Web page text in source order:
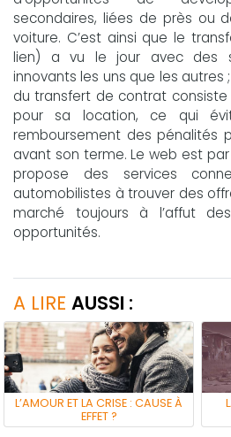
secondaires, liées de près ou
voiture. C’est ainsi que le
lien) a vu le jour avec des
innovants les uns que les autres
du transfert de contrat
pour sa location, ce qui
remboursement des pénalités
avant son terme. Le web est
propose des services
automobilistes à trouver des
marché toujours à l’affut
opportunités.
A LIRE AUSSI :
L’AMOUR ET LA CRISE : CAUSE À
EFFET ?